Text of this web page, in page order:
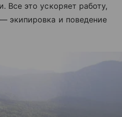
Все это ускоряет работу,
экипировка и поведение